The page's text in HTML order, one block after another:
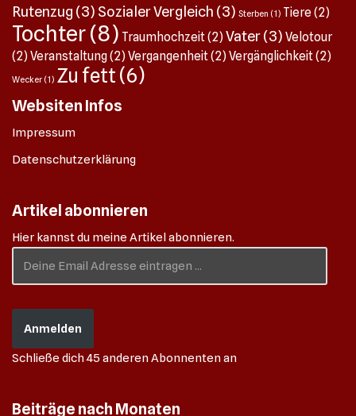
Rutenzug (3) Sozialer Vergleich (3) Sterben (1) Tiere(2)
Tochter(8) Traumhochzeit(2)Vater(3) Velotour
(2)Veranstaltung(2)Vergangenheit(2)Vergänglichkeit(2)
Wecker (1) Zu fett (6)
Websiten Infos
Impressum
Datenschutzerklärung
Artikel abonnieren
Hier kannst du meine Artikel abonnieren.
Anmelden
Schließe dich 45 anderen Abonnenten an
Beiträge nach Monaten